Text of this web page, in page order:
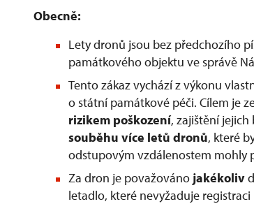
Obecně:
Lety dronů jsou bez předchozího
památkového objektu ve správě
Tento zákaz vychází z výkonu
o státní památkové péči. Cílem je
rizikem poškození, zajištění
souběhu více letů dronů, které
odstupovým vzdálenostem mohly
Za dron je považováno jakékoliv
letadlo, které nevyžaduje